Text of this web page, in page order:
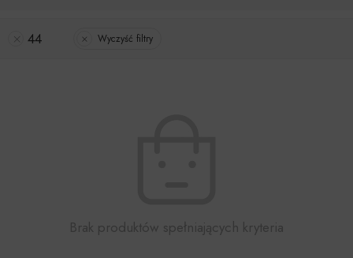
44 Wyczyść filtry
Brak produktów spełniających kryteria